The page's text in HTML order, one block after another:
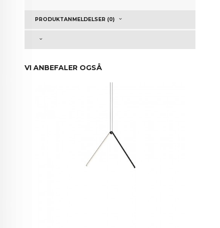
PRODUKTANMELDELSER (0)
VI ANBEFALER OGSÅ